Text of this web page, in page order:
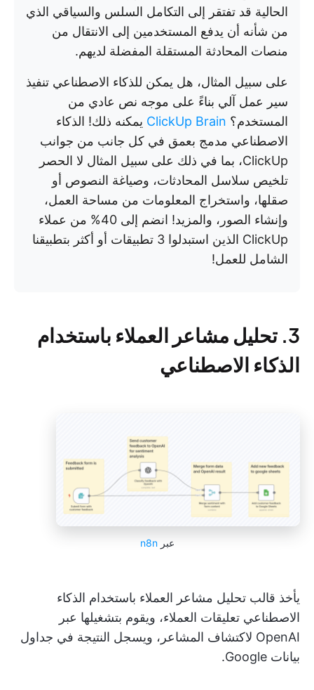
الحالية قد تفتقر إلى التكامل السلس والسياقي الذي
من شأنه أن يدفع المستخدمين إلى الانتقال من
منصات المحادثة المستقلة المفضلة لديهم.
على سبيل المثال، هل يمكن للذكاء الاصطناعي تنفيذ
سير عمل آلي بناءً على موجه نص عادي من
المستخدم؟ ClickUp Brain يمكنه ذلك! الذكاء
الاصطناعي مدمج بعمق في كل جانب من جوانب
ClickUp، بما في ذلك على سبيل المثال لا الحصر
تلخيص سلاسل المحادثات، وصياغة النصوص أو
صقلها، واستخراج المعلومات من مساحة العمل،
وإنشاء الصور، والمزيد! انضم إلى 40% من عملاء
ClickUp الذين استبدلوا 3 تطبيقات أو أكثر بتطبيقنا
الشامل للعمل!
3. تحليل مشاعر العملاء باستخدام
الذكاء الاصطناعي
عبرn8n
يأخذ قالب تحليل مشاعر العملاء باستخدام الذكاء
الاصطناعي تعليقات العملاء، ويقوم بتشغيلها عبر
OpenAI لاكتشاف المشاعر، ويسجل النتيجة في جداول
بيانات Google.